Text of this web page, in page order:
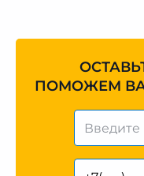
ПОМОЖЕМ